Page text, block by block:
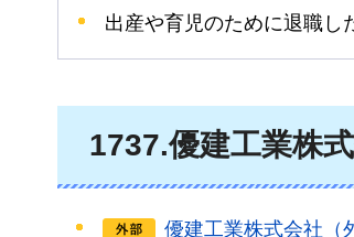
出産や育児のために退職し
1737.優建工業株
優建工業株式会社（